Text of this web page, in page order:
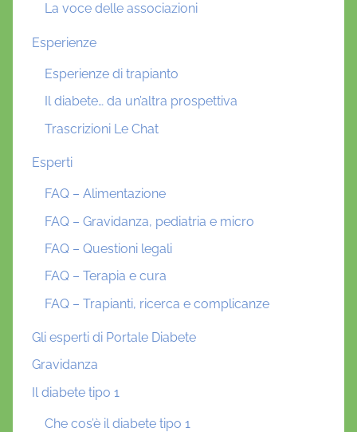
La voce delle associazioni
Esperienze
Esperienze di trapianto
Il diabete… da un’altra prospettiva
Trascrizioni Le Chat
Esperti
FAQ – Alimentazione
FAQ – Gravidanza, pediatria e micro
FAQ – Questioni legali
FAQ – Terapia e cura
FAQ – Trapianti, ricerca e complicanze
Gli esperti di Portale Diabete
Gravidanza
Il diabete tipo 1
Che cos’è il diabete tipo 1